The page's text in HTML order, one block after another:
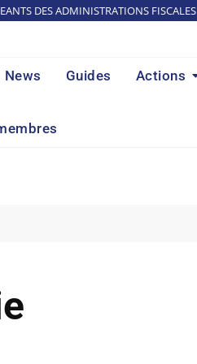
DES ADMINISTRATIONS FISCALES
News Guides Actions